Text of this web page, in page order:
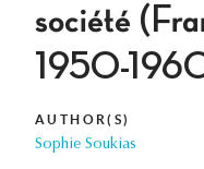
société
1950-
AUTHOR(S)
Sophie Soukias